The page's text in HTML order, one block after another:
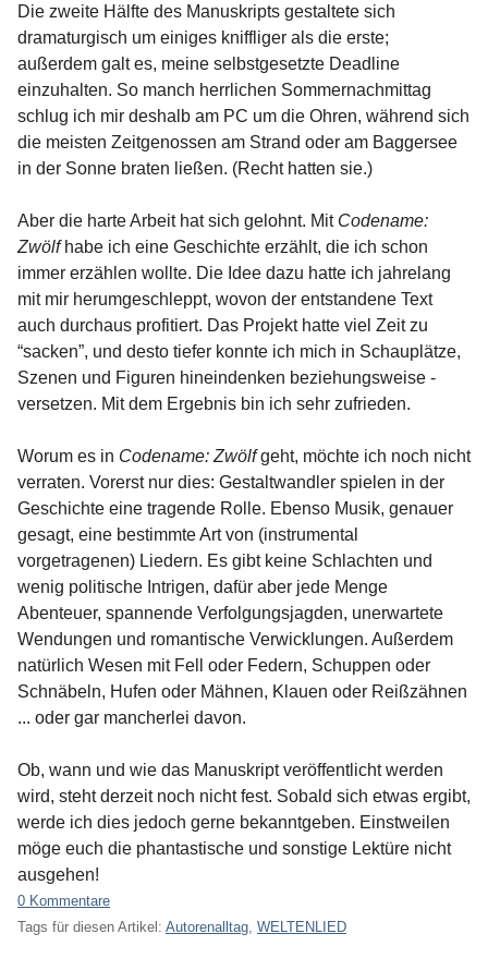
Die zweite Hälfte des Manuskripts gestaltete sich
dramaturgisch um einiges kniffliger als die erste;
außerdem galt es, meine selbstgesetzte Deadline
einzuhalten. So manch herrlichen Sommernachmittag
schlug ich mir deshalb am PC um die Ohren, während sich
die meisten Zeitgenossen am Strand oder am Baggersee
in der Sonne braten ließen. (Recht hatten sie.)
Aber die harte Arbeit hat sich gelohnt. Mit Codename:
Zwölfhabe ich eine Geschichte erzählt, die ich schon
immer erzählen wollte. Die Idee dazu hatte ich jahrelang
mit mir herumgeschleppt, wovon der entstandene Text
auch durchaus profitiert. Das Projekt hatte viel Zeit zu
“sacken”, und desto tiefer konnte ich mich in Schauplätze,
Szenen und Figuren hineindenken beziehungsweise -
versetzen. Mit dem Ergebnis bin ich sehr zufrieden.
Worum es in Codename: Zwölfgeht, möchte ich noch nicht
verraten. Vorerst nur dies: Gestaltwandler spielen in der
Geschichte eine tragende Rolle. Ebenso Musik, genauer
gesagt, eine bestimmte Art von (instrumental
vorgetragenen) Liedern. Es gibt keine Schlachten und
wenig politische Intrigen, dafür aber jede Menge
Abenteuer, spannende Verfolgungsjagden, unerwartete
Wendungen und romantische Verwicklungen. Außerdem
natürlich Wesen mit Fell oder Federn, Schuppen oder
Schnäbeln, Hufen oder Mähnen, Klauen oder Reißzähnen
... oder gar mancherlei davon.
Ob, wann und wie das Manuskript veröffentlicht werden
wird, steht derzeit noch nicht fest. Sobald sich etwas ergibt,
werde ich dies jedoch gerne bekanntgeben. Einstweilen
möge euch die phantastische und sonstige Lektüre nicht
ausgehen!
0 Kommentare
Tags für diesen Artikel: Autorenalltag WELTENLIED